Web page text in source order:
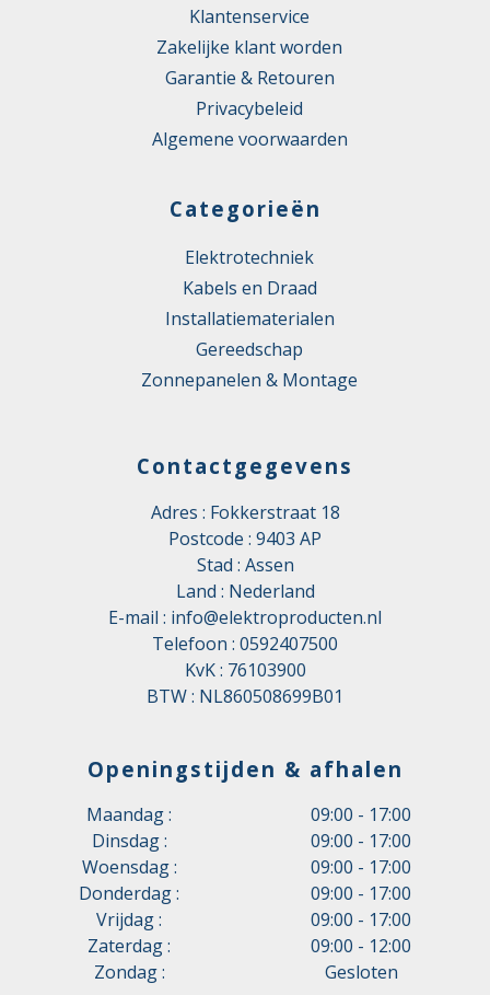
Klantenservice
Zakelijke klant worden
Garantie & Retouren
Privacybeleid
Algemene voorwaarden
Categorieën
Elektrotechniek
Kabels en Draad
Installatiematerialen
Gereedschap
Zonnepanelen & Montage
Contactgegevens
Adres : Fokkerstraat 18
Postcode : 9403 AP
Stad : Assen
Land : Nederland
E-mail : info@elektroproducten.nl
Telefoon : 0592407500
KvK : 76103900
BTW : NL860508699B01
Openingstijden & afhalen
Maandag :
09:00 - 17:00
Dinsdag :
09:00 - 17:00
Woensdag :
09:00 - 17:00
Donderdag :
09:00 - 17:00
Vrijdag :
09:00 - 17:00
Zaterdag :
09:00 - 12:00
Zondag :
Gesloten